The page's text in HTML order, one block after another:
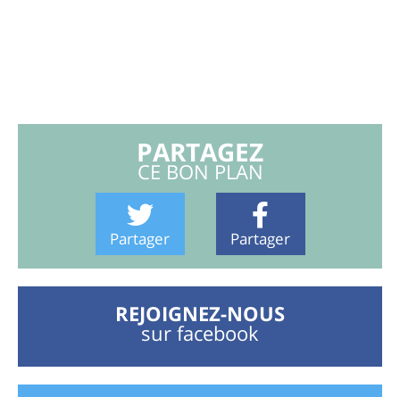
PARTAGEZ
CE BON PLAN
Partager Partager
REJOIGNEZ-NOUS
sur facebook